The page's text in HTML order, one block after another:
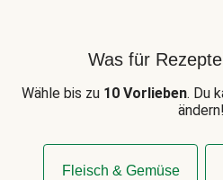
Was für
Wähle bis zu 10 Vorlieben. Du
ändern!
Fleisch & Gemüse